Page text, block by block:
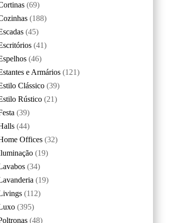
(69)
(188)
(45)
(41)
(46)
e Armários (121)
Clássico (39)
Rústico (21)
(39)
(44)
Offices (32)
(19)
(34)
(19)
(112)
(395)
(48)